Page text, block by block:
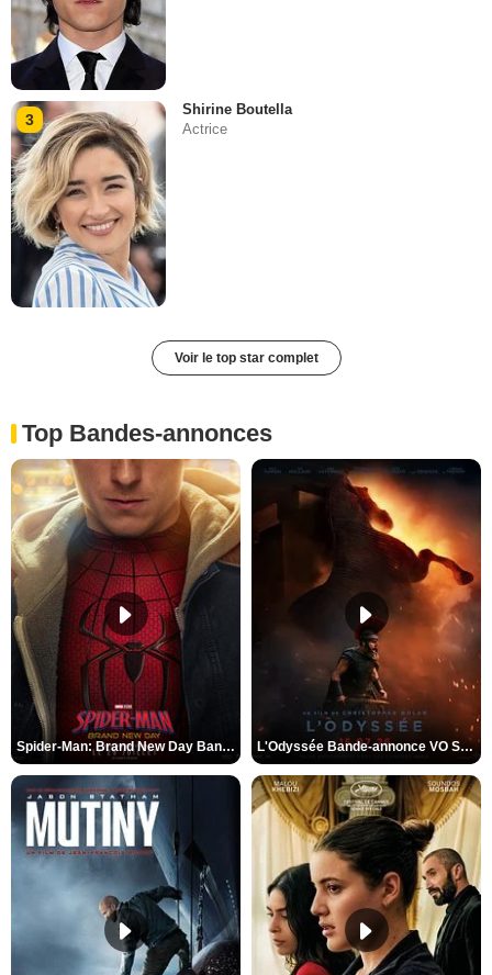
3
Shirine Boutella
Actrice
Voir le top star complet
Top Bandes-annonces
Spider-Man: Brand New Day Bande-annonce VO STFR L'Odyssée Bande-annonce VO STFR